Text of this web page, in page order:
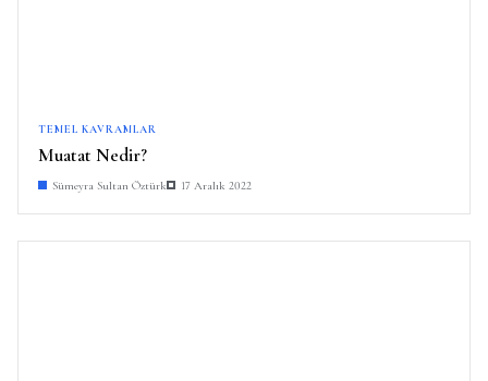
TEMEL KAVRAMLAR
Muatat Nedir?
Sümeyra Sultan Öztürk 17 Aralık 2022